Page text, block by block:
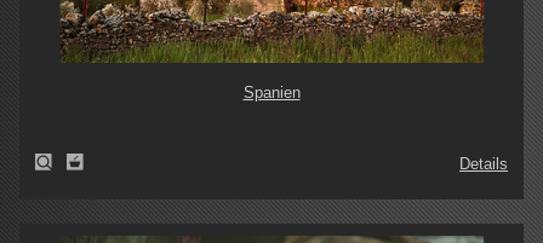
Spanien
Details